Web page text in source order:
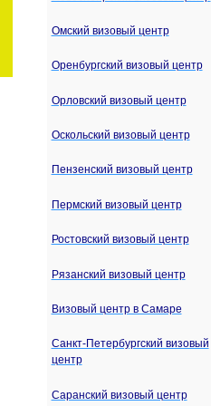
Омский визовый центр
Оренбургский визовый центр
Орловский визовый центр
Оскольский визовый центр
Пензенский визовый центр
Пермский визовый центр
Ростовский визовый центр
Рязанский визовый центр
Визовый центр в Самаре
Санкт-Петербургский визовый
центр
Саранский визовый центр